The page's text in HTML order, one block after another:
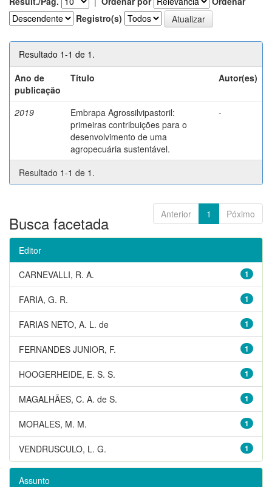
Registro(s)
Resultado 1-1 de 1.
Ano de
publicação
Título Autor(es)
2019
Embrapa Agrossilvipastoril:
primeiras contribuições para o
desenvolvimento de uma
agropecuária sustentável.
-
Resultado 1-1 de 1.
Anterior 1 Póximo
Busca facetada
Editor
1
CARNEVALLI, R. A.
1
FARIA, G. R.
1
FARIAS NETO, A. L. de
1
FERNANDES JUNIOR, F.
1
HOOGERHEIDE, E. S. S.
1
MAGALHÃES, C. A. de S.
1
MORALES, M. M.
1
VENDRUSCULO, L. G.
Assunto